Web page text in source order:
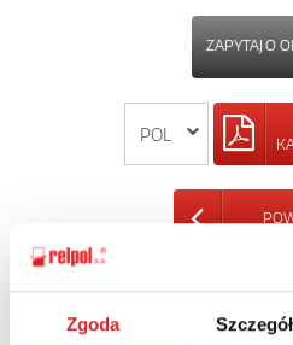
Zgoda
ZAPYTAJ O